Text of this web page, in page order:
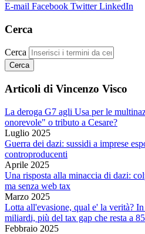
E-mail Facebook TwitterLinkedIn
Cerca
Cerca
Articoli di Vincenzo Visco
La deroga G7 agli Usa per le
onorevole" o tributo a Cesare?
Luglio 2025
Guerra dei dazi: sussidi a imprese
controproducenti
Aprile 2025
Una risposta alla minaccia di dazi:
ma senza web tax
Marzo 2025
Lotta all'evasione, qual e' la verità?
miliardi, più del tax gap che resta a
Febbraio 2025